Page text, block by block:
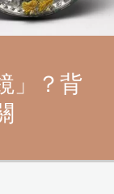
」？背